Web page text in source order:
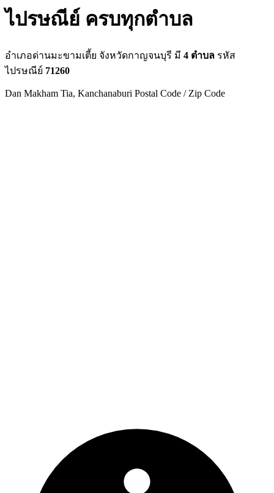
ไปรษณีย์ ครบทุกตำบล
อำเภอด่านมะขามเตี้ย จังหวัดกาญจนบุรี มี 4 ตำบล รหัส
ไปรษณีย์ 71260
Dan Makham Tia, Kanchanaburi Postal Code / Zip Code